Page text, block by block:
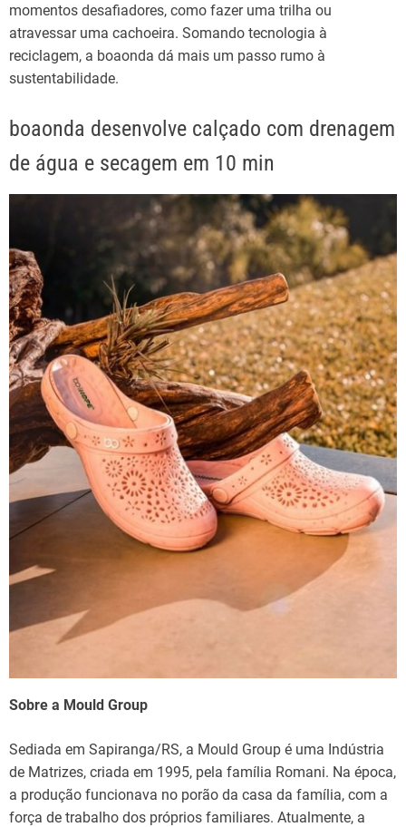
momentos desafiadores, como fazer uma trilha ou
atravessar uma cachoeira. Somando tecnologia à
reciclagem, a boaonda dá mais um passo rumo à
sustentabilidade.
boaonda desenvolve calçado com drenagem
de água e secagem em 10 min
Sobre a Mould Group
Sediada em Sapiranga/RS, a Mould Group é uma Indústria
de Matrizes, criada em 1995, pela família Romani. Na época,
a produção funcionava no porão da casa da família, com a
força de trabalho dos próprios familiares. Atualmente, a